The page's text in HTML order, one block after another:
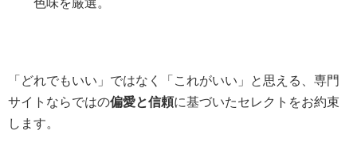
「どれでもいい」ではなく「これがいい」と思える、専門
サイトならではの偏愛と信頼に基づいたセレクトをお約束
します。